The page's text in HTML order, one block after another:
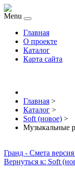
Menu
Главная
О проекте
Каталог
Карта сайта
Главная >
Каталог >
Soft (новое) >
Музыкальные
Гранд - Смета
Вернуться к: Soft